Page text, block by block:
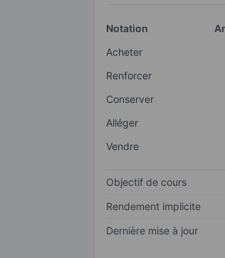
Notation
Acheter
Renforcer
Conserver
Alléger
Vendre
Objectif de cours
Rendement implicite
Dernière mise à jour